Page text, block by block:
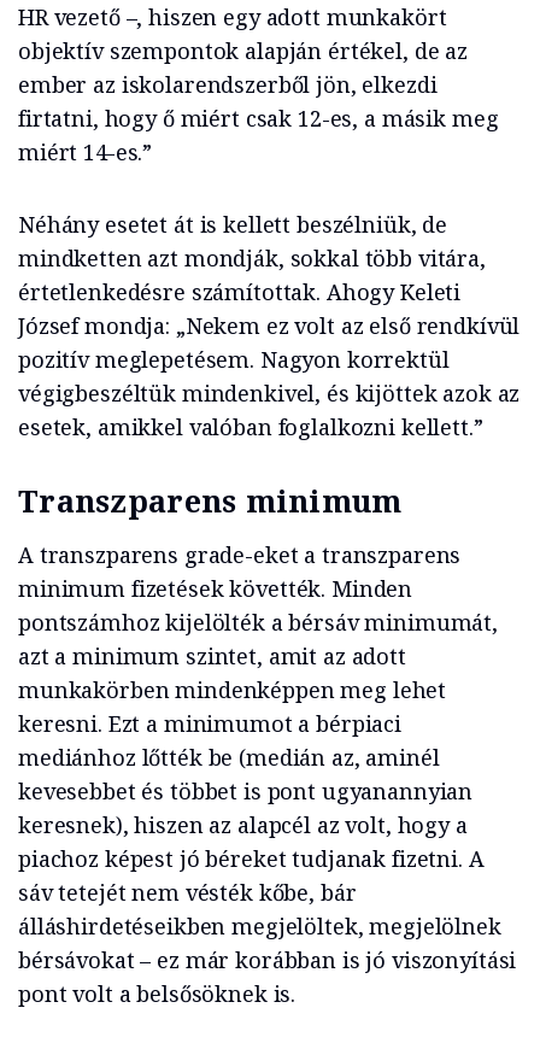
HR vezető –, hiszen egy adott munkakört
objektív szempontok alapján értékel, de az
ember az iskolarendszerből jön, elkezdi
firtatni, hogy ő miért csak 12-es, a másik meg
miért 14-es.”
Néhány esetet át is kellett beszélniük, de
mindketten azt mondják, sokkal több vitára,
értetlenkedésre számítottak. Ahogy Keleti
József mondja: „Nekem ez volt az első rendkívül
pozitív meglepetésem. Nagyon korrektül
végigbeszéltük mindenkivel, és kijöttek azok az
esetek, amikkel valóban foglalkozni kellett.”
Transzparens minimum
A transzparens grade-eket a transzparens
minimum fizetések követték. Minden
pontszámhoz kijelölték a bérsáv minimumát,
azt a minimum szintet, amit az adott
munkakörben mindenképpen meg lehet
keresni. Ezt a minimumot a bérpiaci
mediánhoz lőtték be (medián az, aminél
kevesebbet és többet is pont ugyanannyian
keresnek), hiszen az alapcél az volt, hogy a
piachoz képest jó béreket tudjanak fizetni. A
sáv tetejét nem vésték kőbe, bár
álláshirdetéseikben megjelöltek, megjelölnek
bérsávokat – ez már korábban is jó viszonyítási
pont volt a belsősöknek is.